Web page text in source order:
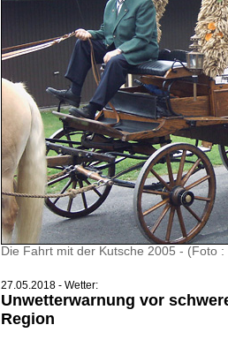
Die Fahrt mit der Kutsche 2005 - (Foto
27.05.2018 - Wetter:
Unwetterwarnung vor
Region